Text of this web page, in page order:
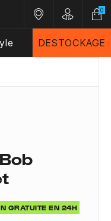
Nos magasins
Customer
0
DESTOCKAGE
GRATUITE EN 24H